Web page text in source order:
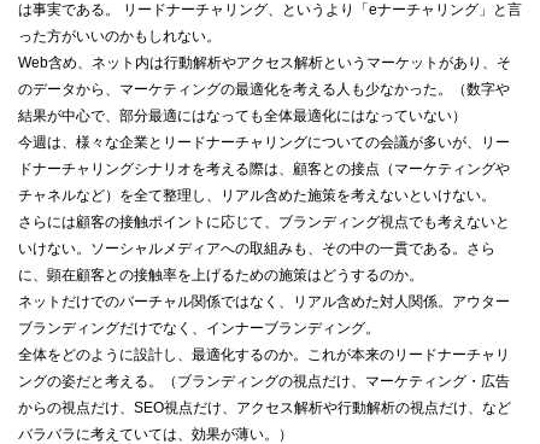
は事実である。 リードナーチャリング、というより「eナーチャリング」と言
った方がいいのかもしれない。
Web含め、ネット内は行動解析やアクセス解析というマーケットがあり、そ
のデータから、マーケティングの最適化を考える人も少なかった。（数字や
結果が中心で、部分最適にはなっても全体最適化にはなっていない）
今週は、様々な企業とリードナーチャリングについての会議が多いが、リー
ドナーチャリングシナリオを考える際は、顧客との接点（マーケティングや
チャネルなど）を全て整理し、リアル含めた施策を考えないといけない。
さらには顧客の接触ポイントに応じて、ブランディング視点でも考えないと
いけない。ソーシャルメディアへの取組みも、その中の一貫である。さら
に、顕在顧客との接触率を上げるための施策はどうするのか。
ネットだけでのバーチャル関係ではなく、リアル含めた対人関係。アウター
ブランディングだけでなく、インナーブランディング。
全体をどのように設計し、最適化するのか。これが本来のリードナーチャリ
ングの姿だと考える。（ブランディングの視点だけ、マーケティング・広告
からの視点だけ、SEO視点だけ、アクセス解析や行動解析の視点だけ、など
バラバラに考えていては、効果が薄い。）